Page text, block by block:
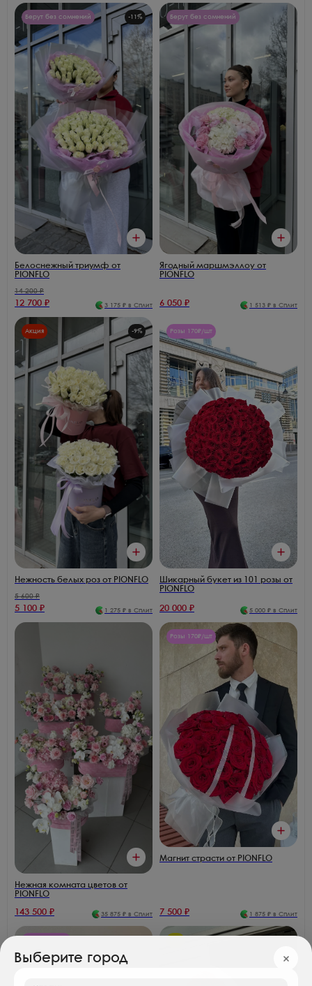
Берут без сомнений -11 %
Белоснежный триумф от
PIONFLO
14 200₽
12 700 ₽ 3 175 ₽ в Сплит
Берут без сомнений
Ягодный маршмэллоу от
PIONFLO
6 050 ₽ 1 513 ₽ в Сплит
Акция -9%
Нежность белых роз от PIONFLO
5 600₽
5 100 ₽ 1 275 ₽ в Сплит
Розы 170₽/шт
Шикарный букет из 101 розы от
PIONFLO
20 000 ₽ 5 000 ₽ в Сплит
Нежная комната цветов от
PIONFLO
143 500 ₽ 35 875 ₽ в Сплит
Розы 170₽/шт
Магнит страсти от PIONFLO
7 500 ₽ 1 875 ₽ в Сплит
Выберите город